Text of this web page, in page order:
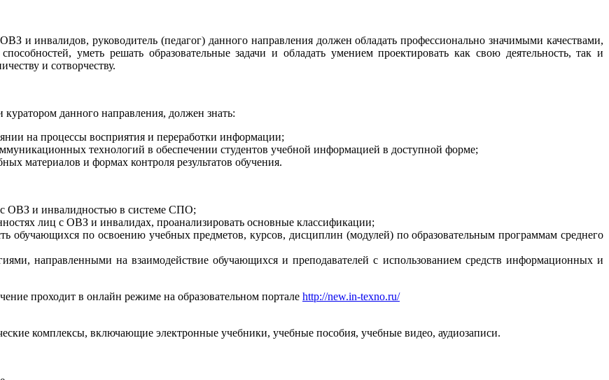
и инвалидов, руководитель (педагог) данного направления должен обладать профессионально значимыми качествами,
уметь решать образовательные задачи и обладать умением проектировать как свою деятельность, так и
и сотворчеству.
данного направления, должен знать:
на процессы восприятия и переработки информации;
технологий в обеспечении студентов учебной информацией в доступной форме;
материалов и формах контроля результатов обучения.
с ОВЗ и инвалидностью в системе СПО;
лиц с ОВЗ и инвалидах, проанализировать основные классификации;
обучающихся по освоению учебных предметов, курсов, дисциплин (модулей) по образовательным программам среднего
направленными на взаимодействие обучающихся и преподавателей с использованием средств информационных и
проходит в онлайн режиме на образовательном портале http://new.in-texno.ru/
комплексы, включающие электронные учебники, учебные пособия, учебные видео, аудиозаписи.